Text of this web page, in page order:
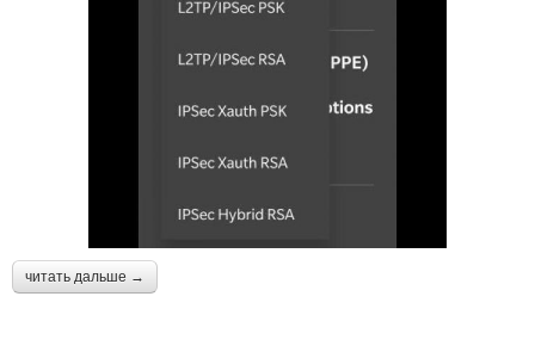
читать дальше →